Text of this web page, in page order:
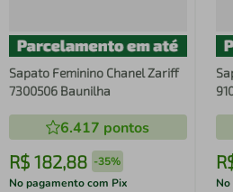
Sapato Feminino Chanel Zariff
7300506 Baunilha
6.417 pontos
R$ 182,88 -35%
No pagamento com Pix